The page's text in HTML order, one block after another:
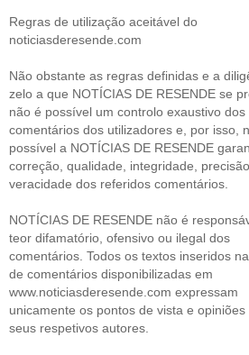
Regras de utilização aceitável do
noticiasderesende.com
Não obstante as regras definidas e a
zelo a que NOTÍCIAS DE RESENDE se
não é possível um controlo exaustivo dos
comentários dos utilizadores e, por isso,
possível a NOTÍCIAS DE RESENDE
correção, qualidade, integridade,
veracidade dos referidos comentários.
NOTÍCIAS DE RESENDE não é
teor difamatório, ofensivo ou ilegal dos
comentários. Todos os textos inseridos
de comentários disponibilizadas em
www.noticiasderesende.com expressam
unicamente os pontos de vista e opiniões
seus respetivos autores.